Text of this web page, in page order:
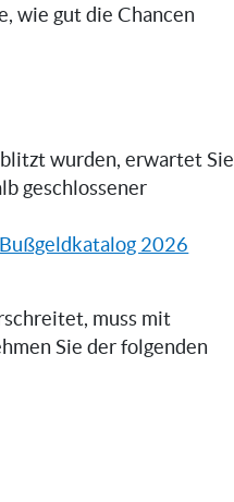
wie gut die Chancen
wurden, erwartet Sie
geschlossener
Bußgeldkatalog 2026
muss mit
Sie der folgenden